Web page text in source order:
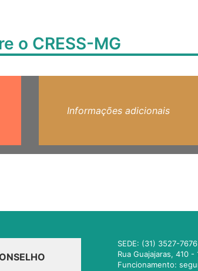
o CRESS-MG
Informações adicionais
SEDE: (31) 3527-
Rua Guajajaras, 410
Funcionamento: